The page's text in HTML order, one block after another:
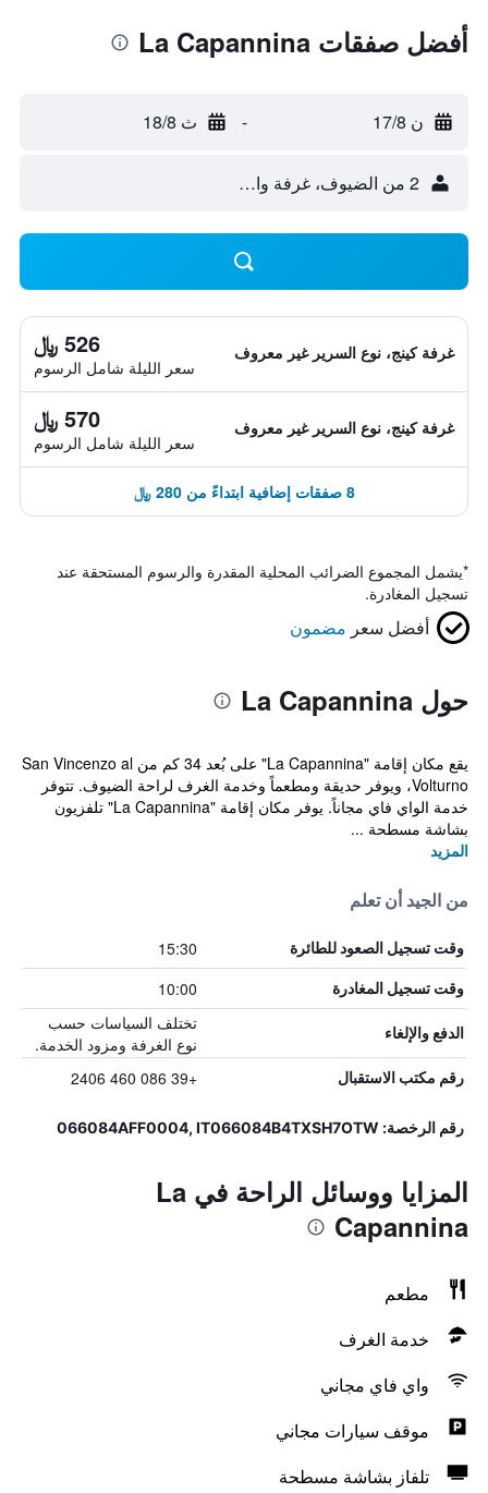
أفضل صفقات La Capannina
ن 17/8 - ث 18/8
2 من الضيوف، غرفة واحدة
غرفة كينج، نوع السرير غير معروف 526 ﷼
سعر الليلة شامل الرسوم
غرفة كينج، نوع السرير غير معروف 570 ﷼
سعر الليلة شامل الرسوم
8 صفقات إضافية ابتداءً من 280 ﷼
*يشمل المجموع الضرائب المحلية المقدرة والرسوم المستحقة عند
تسجيل المغادرة.
أفضل سعر مضمون
حول La Capannina
يقع مكان إقامة "La Capannina" على بُعد 34 كم من San Vincenzo al
Volturno، ويوفر حديقة ومطعماً وخدمة الغرف لراحة الضيوف. تتوفر
خدمة الواي فاي مجاناً. يوفر مكان إقامة "La Capannina" تلفزيون
بشاشة مسطحة ...
المزيد
من الجيد أن تعلم
وقت تسجيل الصعود للطائرة 15:30
وقت تسجيل المغادرة 10:00
الدفع والإلغاء
تختلف السياسات حسب
نوع الغرفة ومزود الخدمة.
رقم مكتب الاستقبال +39 086 460 2406
رقم الرخصة: 066084AFF0004, IT066084B4TXSH7OTW
المزايا ووسائل الراحة في La
Capannina
مطعم
خدمة الغرف
واي فاي مجاني
موقف سيارات مجاني
تلفاز بشاشة مسطحة